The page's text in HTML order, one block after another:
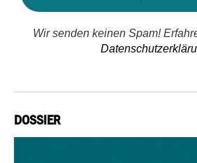
Wir senden keinen Spam!
DOSSIER